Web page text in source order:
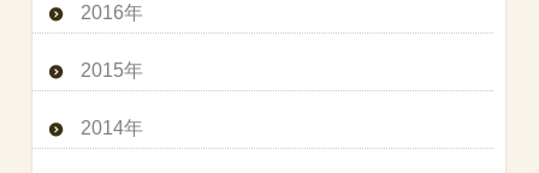
2016年
2015年
2014年